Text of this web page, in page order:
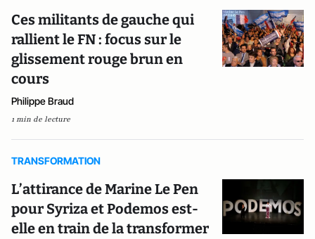
Ces militants de gauche qui
rallient le FN : focus sur le
glissement rouge brun en
cours
Philippe Braud
1 min de lecture
TRANSFORMATION
L’attirance de Marine Le Pen
pour Syriza et Podemos est-
elle en train de la transformer